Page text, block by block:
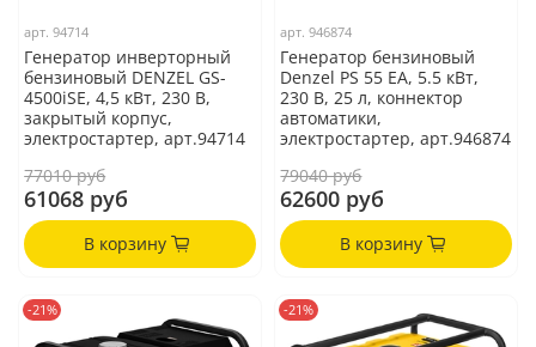
арт.94714
Генератор инверторный
бензиновый DENZEL GS-
4500iSE, 4,5 кВт, 230 В,
закрытый корпус,
электростартер, арт.94714
77010 руб
61068 руб
В корзину
арт.946874
Генератор бензиновый
Denzel PS 55 EA, 5.5 кВт,
230 В, 25 л, коннектор
автоматики,
электростартер, арт.946874
79040 руб
62600 руб
В корзину
-21% -21%